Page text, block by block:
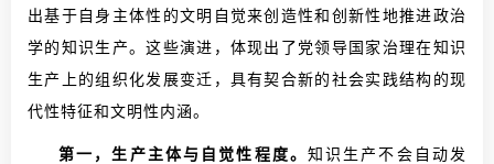
出基于自身主体性的文明自觉来创造性和创新性地推进政治
学的知识生产。这些演进，体现出了党领导国家治理在知识
生产上的组织化发展变迁，具有契合新的社会实践结构的现
代性特征和文明性内涵。
第一，生产主体与自觉性程度。 知识生产不会自动发